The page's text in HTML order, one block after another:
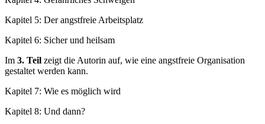
Kapitel 5: Der angstfreie Arbeitsplatz
Kapitel 6: Sicher und heilsam
Im 3. Teil zeigt die Autorin auf, wie eine angstfreie Organisation
gestaltet werden kann.
Kapitel 7: Wie es möglich wird
Kapitel 8: Und dann?